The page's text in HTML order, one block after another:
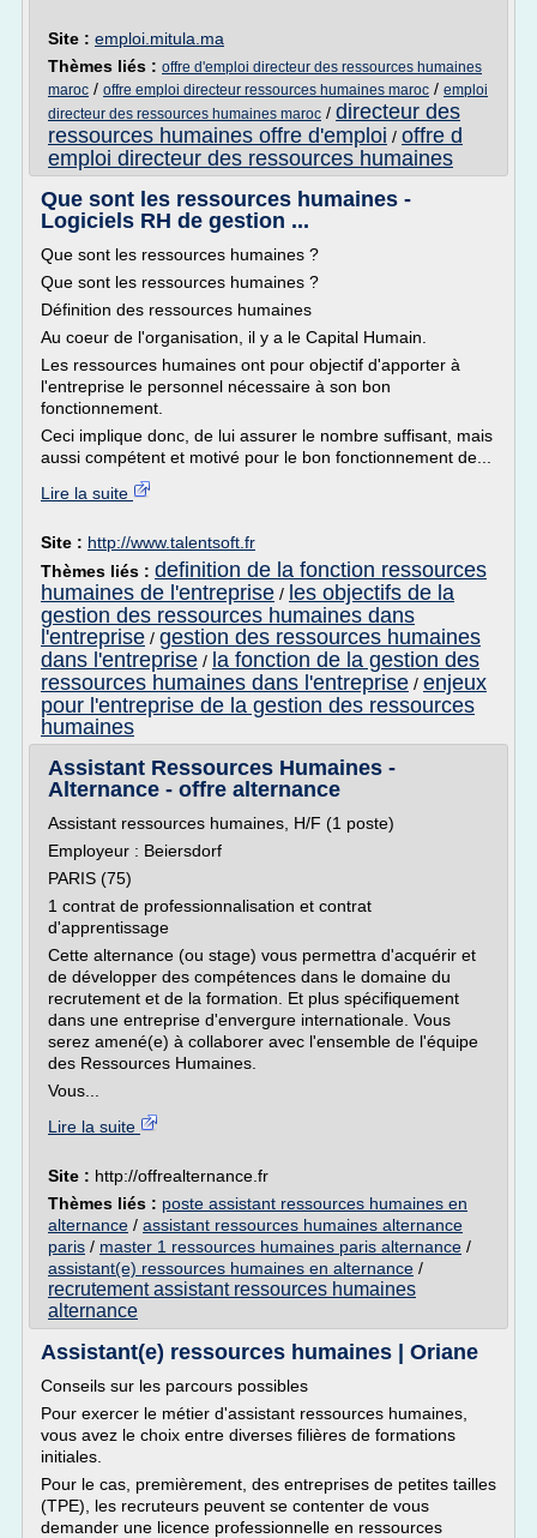
Site : emploi.mitula.ma
Thèmes liés : offre d'emploi directeur des ressources humaines
maroc / offre emploi directeur ressources humaines maroc / emploi
directeur des ressources humaines maroc / directeur des
ressources humaines offre d'emploi / offre d
emploi directeur des ressources humaines
Que sont les ressources humaines -
Logiciels RH de gestion ...
Que sont les ressources humaines ?
Que sont les ressources humaines ?
Définition des ressources humaines
Au coeur de l'organisation, il y a le Capital Humain.
Les ressources humaines ont pour objectif d'apporter à
l'entreprise le personnel nécessaire à son bon
fonctionnement.
Ceci implique donc, de lui assurer le nombre suffisant, mais
aussi compétent et motivé pour le bon fonctionnement de...
Lire la suite
Site : http://www.talentsoft.fr
Thèmes liés : definition de la fonction ressources
humaines de l'entreprise / les objectifs de la
gestion des ressources humaines dans
l'entreprise / gestion des ressources humaines
dans l'entreprise / la fonction de la gestion des
ressources humaines dans l'entreprise / enjeux
pour l'entreprise de la gestion des ressources
humaines
Assistant Ressources Humaines -
Alternance - offre alternance
Assistant ressources humaines, H/F (1 poste)
Employeur : Beiersdorf
PARIS (75)
1 contrat de professionnalisation et contrat
d'apprentissage
Cette alternance (ou stage) vous permettra d'acquérir et
de développer des compétences dans le domaine du
recrutement et de la formation. Et plus spécifiquement
dans une entreprise d'envergure internationale. Vous
serez amené(e) à collaborer avec l'ensemble de l'équipe
des Ressources Humaines.
Vous...
Lire la suite
Site : http://offrealternance.fr
Thèmes liés : poste assistant ressources humaines en
alternance / assistant ressources humaines alternance
paris / master 1 ressources humaines paris alternance /
assistant(e) ressources humaines en alternance /
recrutement assistant ressources humaines
alternance
Assistant(e) ressources humaines | Oriane
Conseils sur les parcours possibles
Pour exercer le métier d'assistant ressources humaines,
vous avez le choix entre diverses filières de formations
initiales.
Pour le cas, premièrement, des entreprises de petites tailles
(TPE), les recruteurs peuvent se contenter de vous
demander une licence professionnelle en ressources